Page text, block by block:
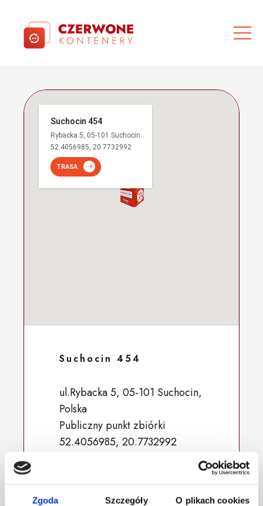
Zgoda Szczegóły O plikach cookies
Suchocin 454
Rybacka 5, 05-101 Suchocin
52.4056985, 20.7732992
TRASA
Suchocin 454
ul.Rybacka 5, 05-101 Suchocin,
Polska
Publiczny punkt zbiórki
52.4056985, 20.7732992